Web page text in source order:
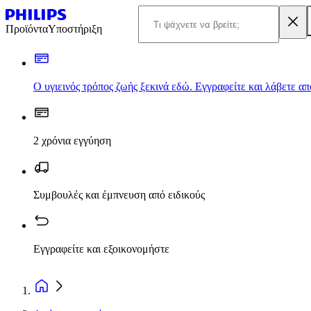
ΠροϊόνταΥποστήριξη
Ο υγιεινός τρόπος ζωής ξεκινά εδώ. Εγγραφείτε και λάβετε
2 χρόνια εγγύηση
Συμβουλές και έμπνευση από ειδικούς
Εγγραφείτε και εξοικονομήστε